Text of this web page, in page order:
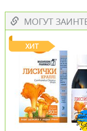
МОГУТ
ХИТ